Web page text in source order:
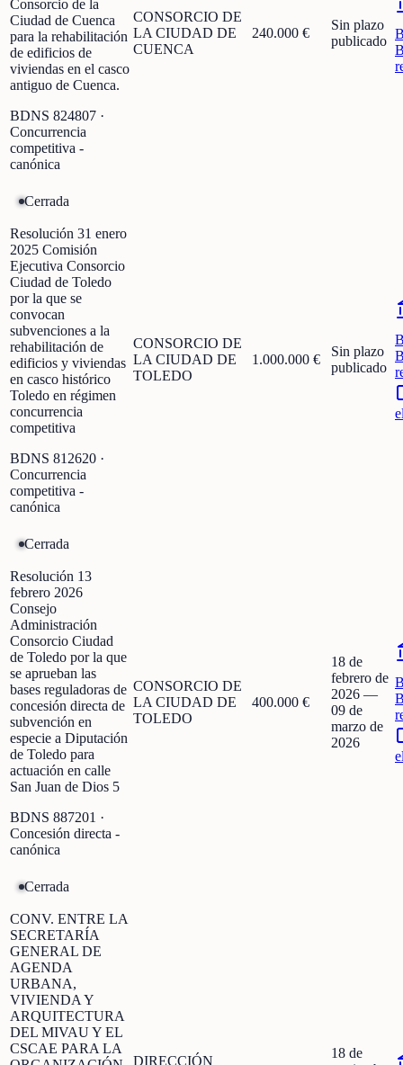
Consorcio de la
Ciudad de Cuenca
para la rehabilitación
de edificios de
viviendas en el casco
antiguo de Cuenca.
BDNS 824807 ·
Concurrencia
competitiva -
canónica
CONSORCIO DE
LA CIUDAD DE
CUENCA
240.000 €
Sin plazo
publicado
Cerrada
Resolución 31 enero
2025 Comisión
Ejecutiva Consorcio
Ciudad de Toledo
por la que se
convocan
subvenciones a la
rehabilitación de
edificios y viviendas
en casco histórico
Toledo en régimen
concurrencia
competitiva
BDNS 812620 ·
Concurrencia
competitiva -
canónica
CONSORCIO DE
LA CIUDAD DE
TOLEDO
1.000.000 €
Sin plazo
publicado
Cerrada
Resolución 13
febrero 2026
Consejo
Administración
Consorcio Ciudad
de Toledo por la que
se aprueban las
bases reguladoras de
concesión directa de
subvención en
especie a Diputación
de Toledo para
actuación en calle
San Juan de Dios 5
BDNS 887201 ·
Concesión directa -
canónica
CONSORCIO DE
LA CIUDAD DE
TOLEDO
400.000 €
18 de
febrero de
2026 —
09 de
marzo de
2026
Cerrada
CONV. ENTRE LA
SECRETARÍA
GENERAL DE
AGENDA
URBANA,
VIVIENDA Y
ARQUITECTURA
DEL MIVAU Y EL
CSCAE PARA LA
DIRECCIÓN
18 de